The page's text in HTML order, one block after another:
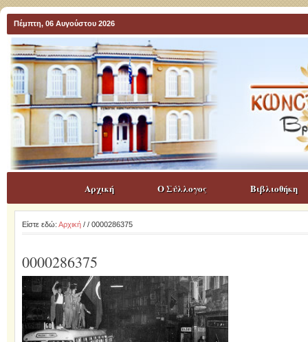
Πέμπτη, 06 Αυγούστου 2026
Αρχική Ο Σύλλογος Βιβλιοθήκη
Είστε εδώ: Αρχική/ / 0000286375
0000286375